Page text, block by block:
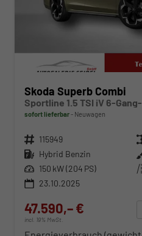
Skoda Superb Combi
Sportline 1.5 TSI iV 6-
sofort lieferbar Neuwagen
Fahrzeugnr. 115949
Kraftstoff Hybrid Benzin
Leistung 150 kW (204 PS)
23.10.2025
47.590,– €
incl. 19% MwSt.